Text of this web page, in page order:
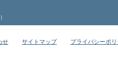
せ サイトマップ プライバシーポ